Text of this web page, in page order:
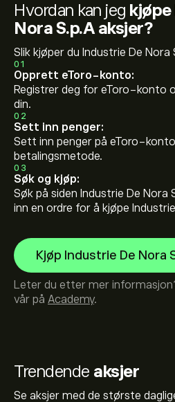
Trendende aksjer
Se aksjer med de største
Hvordan kan jeg
Nora S.p.A aksjer?
Slik kjøper du Industrie De Nora
01
Opprett eToro-konto:
Registrer deg for eToro-konto
din.
02
Sett inn penger:
Sett inn penger på eToro-
betalingsmetode.
03
Søk og kjøp:
Søk på siden Industrie De Nora
inn en ordre for å kjøpe
Kjøp Industrie De Nora
Leter du etter mer
vår på Academy.